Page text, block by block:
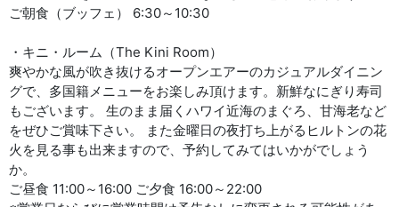
ご朝食（ブッフェ） 6:30～10:30
・キニ・ルーム（The Kini Room）
爽やかな風が吹き抜けるオープンエアーのカジュアルダイニン
グで、多国籍メニューをお楽しみ頂けます。新鮮なにぎり寿司
もございます。 生のまま届くハワイ近海のまぐろ、甘海老など
をぜひご賞味下さい。 また金曜日の夜打ち上がるヒルトンの花
火を見る事も出来ますので、予約してみてはいかがでしょう
か。
ご昼食 11:00～16:00 ご夕食 16:00～22:00